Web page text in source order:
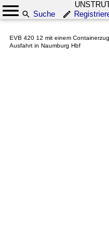
Suche
EVB 420 12 mit einem
Ausfahrt in Naumburg Hbf